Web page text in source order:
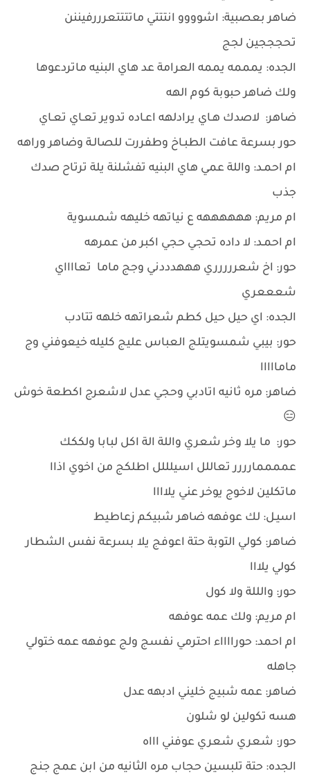
ضاهر بعصبية: اشوووو انتتتي ماتتتتعرررفيننن
تحجججين لجج
الجده: يمممه يممه العرامة عد هاي البنيه ماتردعوها
ولك ضاهر حبوبة كوم الهه
ضاهر: لاصدك هـاي يرادلهه اعـاده تدوير تعـاي تعـاي
حور بسرعة عافت الطبـاخ وطفررت للصالـة وضاهر وراهه
ام احمـد: واللة عمي هاي البنيه تفشلنة يلة ترتاح صدك
جذب
ام مريم: ههههههه ع نياتهه خليهه شمسوية
ام احمـد: لا داده تحجي حجي اكبر من عمرهه
حور: اخ شعررررري هههدددني وجج ماما تعااااي
شعععري
الجده: اي حيل حيل كطم شعراتهه خلهه تتادب
حور: بيبي شمسويتلج العباس عليج كليله خيعوفني وج
مامااااا
ضاهر: مره ثانيه اتادبي وحجي عدل لاشعرج اكطعة خوش
😑
حور: ما يلا وخر شعري واللة الة اكل لبابا ولككك
عممممارررر تعاللل اسيلللل اطلكج من اخوي اذاا
ماتكلين لاخوج يوخر عني يلاااا
اسيـل: لك عوفهه ضاهر شبيكم زعاطيط
ضاهر: كولي التوبة حتة اعوفج يلا بسرعة نفس الشطار
كولي يلااا
حور: والللة ولا كول
ام مريم: ولك عمه عوفهه
ام احمد: حورااااء احترمي نفسج ولج عوفهه عمه ختولي
جاهله
ضاهر: عمه شبيج خليني ادبهه عدل
هسه تكولين لو شلون
حور: شعري شعري عوفني اااه
الجده: حتة تلبسين حجاب مره الثانيه من ابن عمج جنج